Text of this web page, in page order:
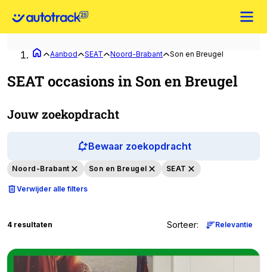
Aanbod SEAT Noord-Brabant Son en Breugel
SEAT occasions in Son en Breugel
Jouw zoekopdracht
Bewaar zoekopdracht
Noord-Brabant Son en Breugel SEAT
Verwijder alle filters
4 resultaten Sorteer: Relevantie